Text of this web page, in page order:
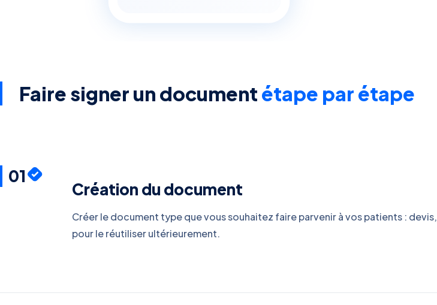
Faire signer un document étape par étape
01
Création du document
Créer le document type que vous souhaitez faire parvenir à vos patients :
pour le réutiliser ultérieurement.